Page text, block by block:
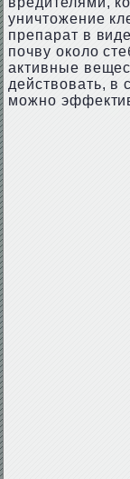
уничтожение
препарат в
почву около
активные
действовать, в
можно